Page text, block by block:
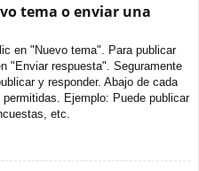
tema o enviar una
en "Nuevo tema". Para publicar
"Enviar respuesta". Seguramente
y responder. Abajo de cada
Ejemplo: Puede publicar
etc.